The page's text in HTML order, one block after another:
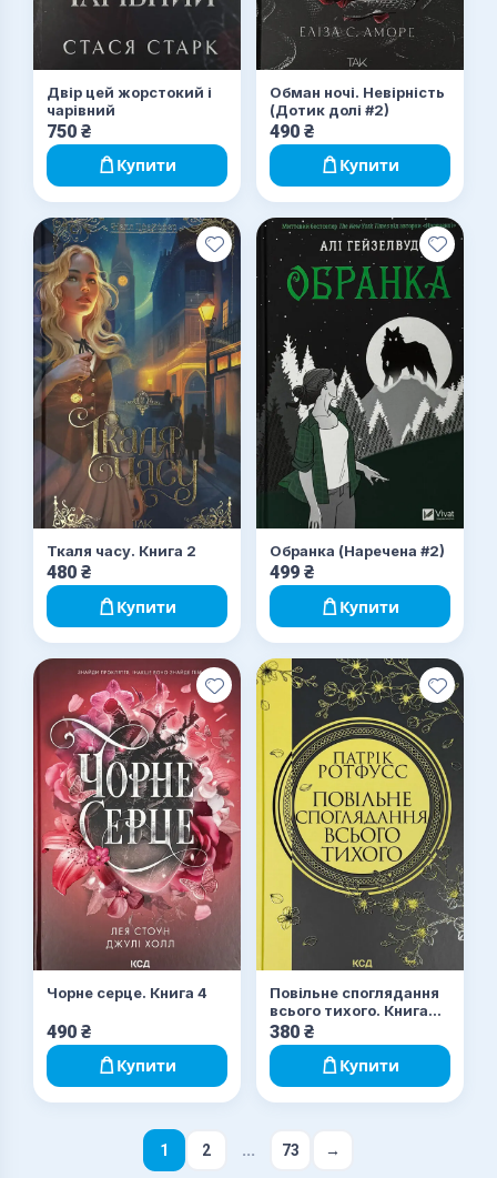
Двір цей жорстокий і
чарівний
750 ₴
Купити
Обман ночі. Невірність
(Дотик долі #2)
490 ₴
Купити
Ткаля часу. Книга 2
480 ₴
Купити
Обранка (Наречена #2)
499 ₴
Купити
Чорне серце. Книга 4
490 ₴
Купити
Повільне споглядання
всього тихого. Книга
2.5
380 ₴
Купити
1 2 ... 73 →